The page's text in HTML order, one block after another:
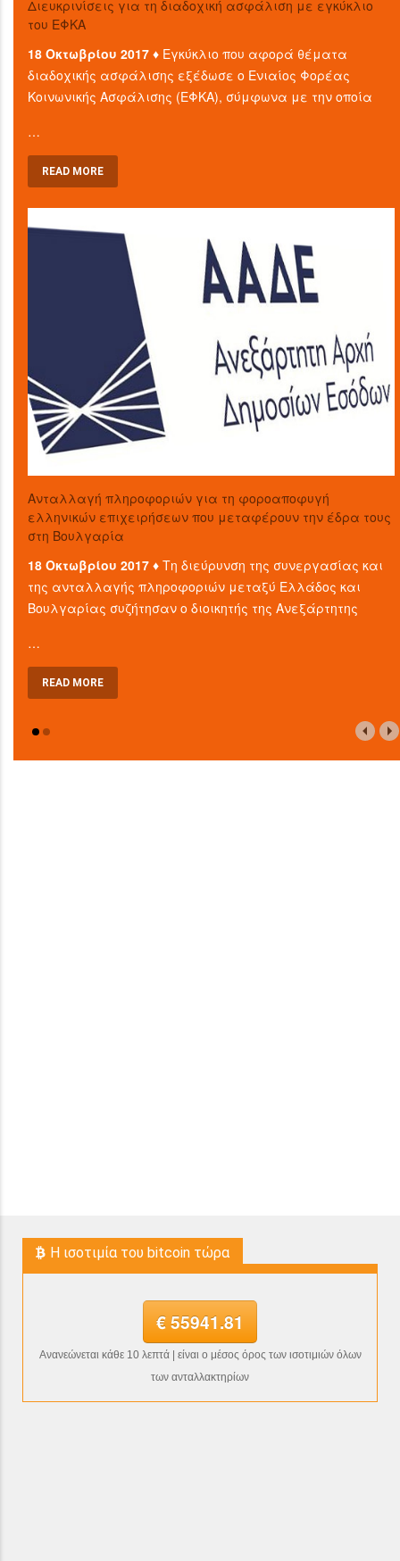
Διευκρινίσεις για τη διαδοχική ασφάλιση με εγκύκλιο
του ΕΦΚΑ
18 Οκτωβρίου 2017 ♦ Εγκύκλιο που αφορά θέματα
διαδοχικής ασφάλισης εξέδωσε ο Ενιαίος Φορέας
Κοινωνικής Ασφάλισης (ΕΦΚΑ), σύμφωνα με την οποία
…
READ MORE
Aνταλλαγή πληροφοριών για τη φοροαποφυγή
ελληνικών επιχειρήσεων που μεταφέρουν την έδρα τους
στη Βουλγαρία
18 Οκτωβρίου 2017 ♦Τη διεύρυνση της συνεργασίας και
της ανταλλαγής πληροφοριών μεταξύ Ελλάδος και
Βουλγαρίας συζήτησαν ο διοικητής της Ανεξάρτητης
…
READ MORE
H ισοτιμία του bitcoin τώρα
€ 55941.81
Ανανεώνεται κάθε 10 λεπτά | είναι ο μέσος όρος των ισοτιμιών όλων
των ανταλλακτηρίων